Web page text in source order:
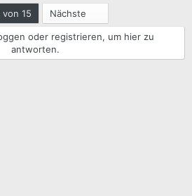
von 15 Nächste
oder registrieren, um hier zu
antworten.